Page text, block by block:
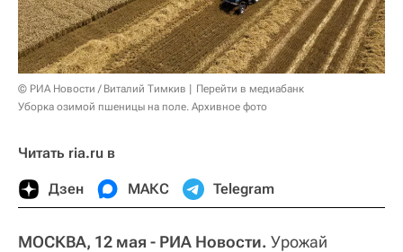
© РИА Новости / Виталий Тимкив
Перейти в медиабанк
Уборка озимой пшеницы на поле. Архивное фото
Читать ria.ru в
Дзен МАКС Telegram
МОСКВА, 12 мая - РИА Новости. Урожай